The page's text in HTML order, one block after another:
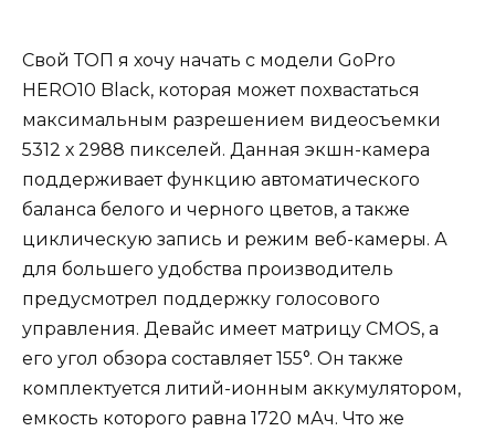
Свой ТОП я хочу начать с модели GoPro
HERO10 Black, которая может похвастаться
максимальным разрешением видеосъемки
5312 х 2988 пикселей. Данная экшн-камера
поддерживает функцию автоматического
баланса белого и черного цветов, а также
циклическую запись и режим веб-камеры. А
для большего удобства производитель
предусмотрел поддержку голосового
управления. Девайс имеет матрицу CMOS, а
его угол обзора составляет 155°. Он также
комплектуется литий-ионным аккумулятором,
емкость которого равна 1720 мАч. Что же